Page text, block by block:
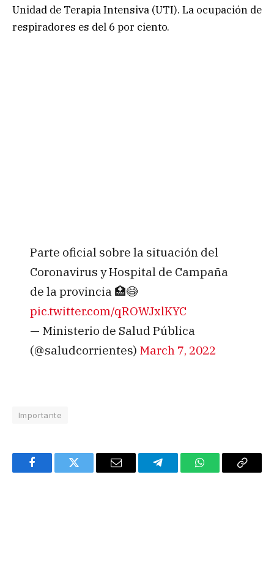
Unidad de Terapia Intensiva (UTI). La ocupación de
respiradores es del 6 por ciento.
Parte oficial sobre la situación del
Coronavirus y Hospital de Campaña
de la provincia 🏥😷
pic.twitter.com/qROWJxlKYC
— Ministerio de Salud Pública
(@saludcorrientes) March 7, 2022
Importante
FacebookTwitter Email TelegramWhatsAppCopy